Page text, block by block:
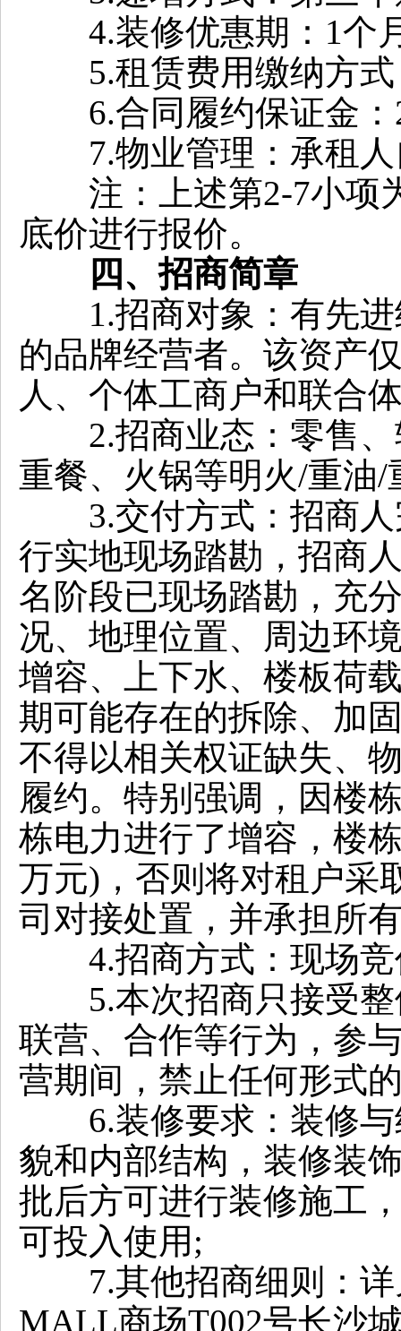
4.装修优惠期：1个
5.租赁费用缴纳方式
6.合同履约保证金：
7.物业管理：承租人
注：上述第2-7小项为
底价进行报价。
四、招商简章
1.招商对象：有先进
的品牌经营者。该资产
人、个体工商户和联合
2.招商业态：零售、
重餐、火锅等明火/重油
3.交付方式：招商人
行实地现场踏勘，招商
名阶段已现场踏勘，充
况、地理位置、周边环
增容、上下水、楼板荷
期可能存在的拆除、加
不得以相关权证缺失、
履约。特别强调，因楼
栋电力进行了增容，楼
万元)，否则将对租户采
司对接处置，并承担所
4.招商方式：现场竞
5.本次招商只接受整
联营、合作等行为，参
营期间，禁止任何形式
6.装修要求：装修与
貌和内部结构，装修装
批后方可进行装修施工
可投入使用;
7.其他招商细则：详
MALL商场T002号长沙